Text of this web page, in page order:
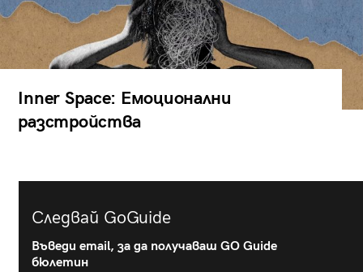
Inner Space: Емоционални
разстройства
Следвай GoGuide
Въведи email, за да получаваш GO Guide
бюлетин